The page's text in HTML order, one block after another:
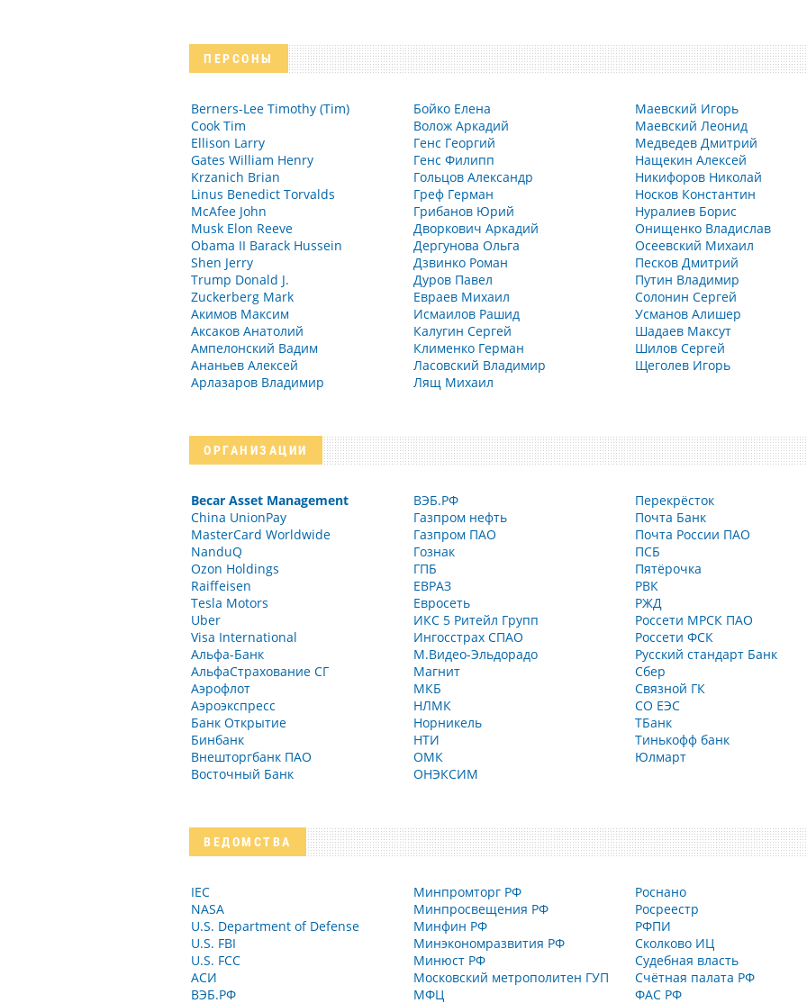
ПЕРСОНЫ
Berners-Lee Timothy (Tim)
Cook Tim
Ellison Larry
Gates William Henry
Krzanich Brian
Linus Benedict Torvalds
McAfee John
Musk Elon Reeve
Obama II Barack Hussein
Shen Jerry
Trump Donald J.
Zuckerberg Mark
Акимов Максим
Аксаков Анатолий
Ампелонский Вадим
Ананьев Алексей
Арлазаров Владимир
Бойко Елена
Волож Аркадий
Генс Георгий
Генс Филипп
Гольцов Александр
Греф Герман
Грибанов Юрий
Дворкович Аркадий
Дергунова Ольга
Дзвинко Роман
Дуров Павел
Евраев Михаил
Исмаилов Рашид
Калугин Сергей
Клименко Герман
Ласовский Владимир
Лящ Михаил
Маевский Игорь
Маевский Леонид
Медведев Дмитрий
Нащекин Алексей
Никифоров Николай
Носков Константин
Нуралиев Борис
Онищенко Владислав
Осеевский Михаил
Песков Дмитрий
Путин Владимир
Солонин Сергей
Усманов Алишер
Шадаев Максут
Шилов Сергей
Щеголев Игорь
ОРГАНИЗАЦИИ
Becar Asset Management
China UnionPay
MasterCard Worldwide
NanduQ
Ozon Holdings
Raiffeisen
Tesla Motors
Uber
Visa International
Альфа-Банк
АльфаСтрахование СГ
Аэрофлот
Аэроэкспресс
Банк Открытие
Бинбанк
Внешторгбанк ПАО
Восточный Банк
ВЭБ.РФ
Газпром нефть
Газпром ПАО
Гознак
ГПБ
ЕВРАЗ
Евросеть
ИКС 5 Ритейл Групп
Ингосстрах СПАО
М.Видео-Эльдорадо
Магнит
МКБ
НЛМК
Норникель
НТИ
ОМК
ОНЭКСИМ
Перекрёсток
Почта Банк
Почта России ПАО
ПСБ
Пятёрочка
РВК
РЖД
Россети МРСК ПАО
Россети ФСК
Русский стандарт Банк
Сбер
Связной ГК
СО ЕЭС
ТБанк
Тинькофф банк
Юлмарт
ВЕДОМСТВА
IEC
NASA
U.S. Department of Defense
U.S. FBI
U.S. FCC
АСИ
ВЭБ.РФ
Минпромторг РФ
Минпросвещения РФ
Минфин РФ
Минэкономразвития РФ
Минюст РФ
Московский метрополитен ГУП
МФЦ
Роснано
Росреестр
РФПИ
Сколково ИЦ
Судебная власть
Счётная палата РФ
ФАС РФ